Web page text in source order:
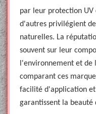
par leur protection UV
d'autres privilégient
naturelles. La
souvent sur leur
l'environnement et de
comparant ces
facilité d'application
garantissent la beauté